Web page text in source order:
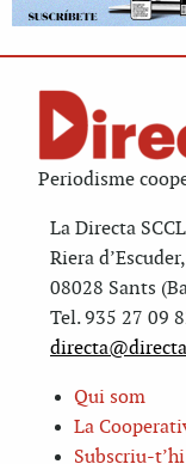
Periodisme
La Directa SCCL
Riera
08028 Sants
Tel. 935 27 09
Qui som
La
Subscriu-t’hi